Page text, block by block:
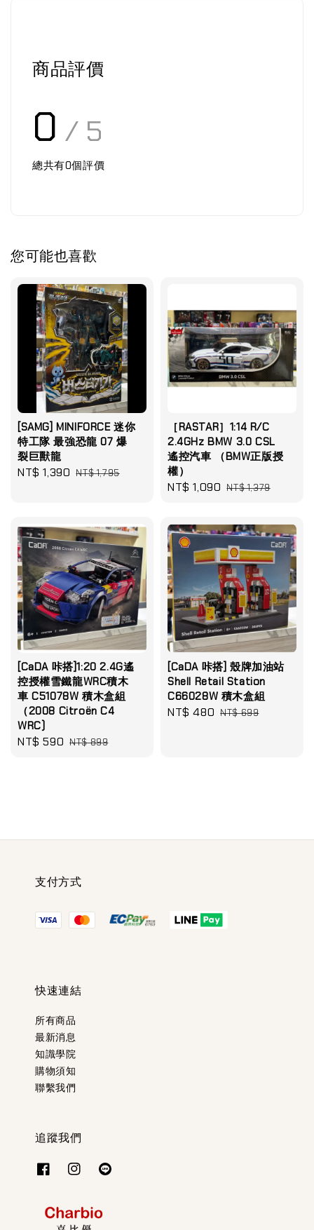
商品評價
0 / 5
總共有0個評價
您可能也喜歡
[SAMG] MINIFORCE 迷你
特工隊 最強恐龍 07 爆
裂巨獸龍
Sale
NT$ 1,390 Regular
NT$ 1,795
［RASTAR］1:14 R/C
2.4GHz BMW 3.0 CSL
遙控汽車 （BMW正版授
權）
Sale
NT$ 1,090 Regular
NT$ 1,379
[CaDA 咔搭]1:20 2.4G遙
控授權雪鐵龍WRC積木
車 C51078W 積木盒組
（2008 Citroën C4
WRC)
Sale
NT$ 590 Regular
NT$ 899
[CaDA 咔搭] 殼牌加油站
Shell Retail Station
C66028W 積木盒組
Sale
NT$ 480 Regular
NT$ 699
支付方式
快速連結
所有商品
最新消息
知識學院
購物須知
聯繫我們
追蹤我們